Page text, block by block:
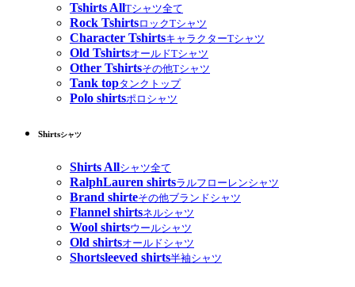
Tshirts AllTシャツ全て
Rock TshirtsロックTシャツ
Character TshirtsキャラクターTシャツ
Old TshirtsオールドTシャツ
Other Tshirtsその他Tシャツ
Tank topタンクトップ
Polo shirtsポロシャツ
Shirtsシャツ
Shirts Allシャツ全て
RalphLauren shirtsラルフローレンシャツ
Brand shirteその他ブランドシャツ
Flannel shirtsネルシャツ
Wool shirtsウールシャツ
Old shirtsオールドシャツ
Shortsleeved shirts半袖シャツ